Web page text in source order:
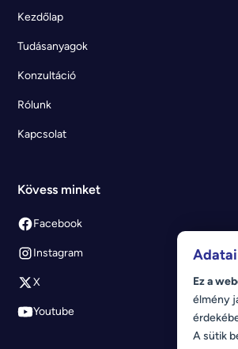
Kezdőlap
Tudásanyagok
Konzultáció
Rólunk
Kapcsolat
Kövess minket
Facebook
Instagram
X
Youtube
Ez a
élmény
A sütik